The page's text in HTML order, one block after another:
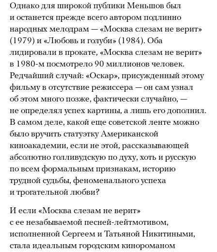
Однако для широкой публики Меньшов был
и останется прежде всего автором подлинно
народных мелодрам — «Москва слезам не верит»
(1979) и «Любовь и голуби» (1984). Оба
лидировали в прокате, «Москва слезам не верит»
в 1980-м посмотрело 90 миллионов человек.
Редчайший случай: «Оскар», присужденный этому
фильму в отсутствие режиссера — он сам узнал
об этом много позже, фактически случайно, —
не определял успех картины, а лишь его дополнил.
В самом деле, какой еще советской ленте можно
было вручить статуэтку Американской
киноакадемии, если не этой, рассказывающей
абсолютно голливудскую по духу, хоть и русскую
по всем формальным признакам, историю
трудной судьбы, феноменального успеха
и трогательной любви?
И если «Москва слезам не верит»
с ее незабываемой песней-лейтмотивом,
исполненной Сергеем и Татьяной Никитиными,
стала идеальным городским кинороманом